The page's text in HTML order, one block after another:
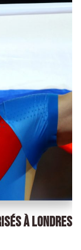
À LONDRES